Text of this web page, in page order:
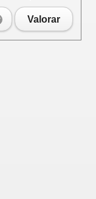
Valorar